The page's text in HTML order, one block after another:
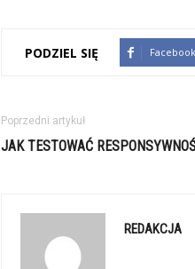
PODZIEL SIĘ Facebook
Poprzedni artykuł
JAK TESTOWAĆ
REDAKCJA